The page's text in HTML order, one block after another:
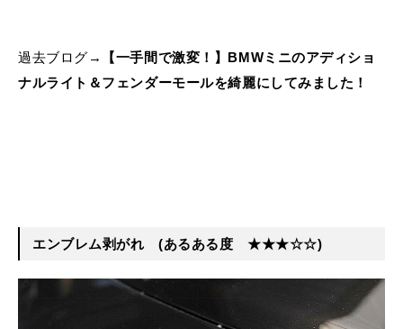
過去ブログ→
【一手間で激変！】BMWミニのアディショ
ナルライト＆フェンダーモールを綺麗にしてみました！
エンブレム剥がれ (あるある度 ★★★☆☆)